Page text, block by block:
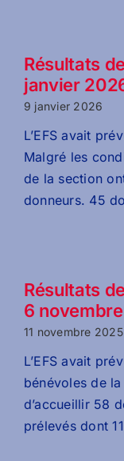
Résultats
janvier
9 janvier 2026
L’EFS avait
Malgré les
de la section
donneurs. 45
Résultats
6
11 novembre 2025
L’EFS avait
bénévoles de
d’accueillir 58
prélevés dont